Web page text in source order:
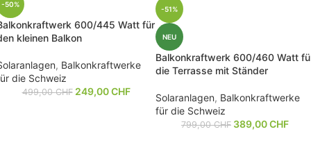
-50%
600/445 Watt für
kleinen Balkon
, Balkonkraftwerke
die Schweiz
499,00CHF 249,00CHF
-51%
NEU
Balkonkraftwerk 600/460 Watt
die Terrasse mit Ständer
Solaranlagen, Balkonkraftwerke
für die Schweiz
799,00CHF 389,00CHF